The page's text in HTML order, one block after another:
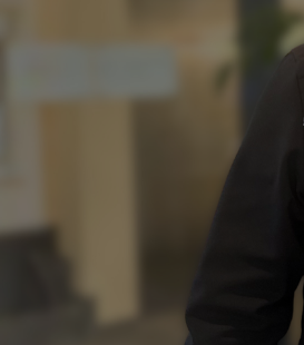
Schichtleiter
(m/w/d)